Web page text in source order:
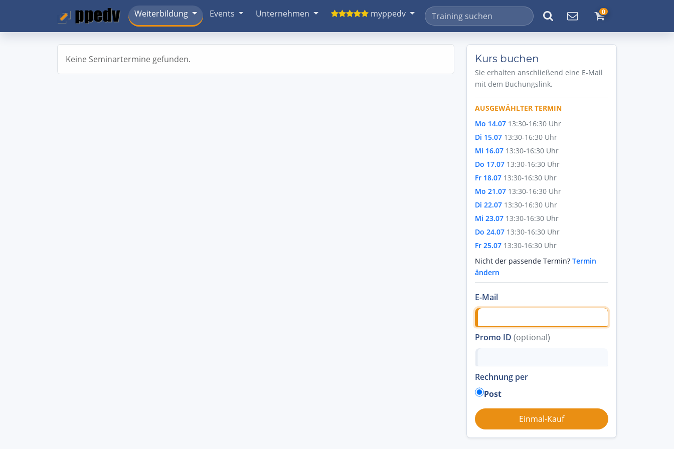
Weiterbildung Events Unternehmen myppedv 0
Keine Seminartermine gefunden. Kurs buchen
Sie erhalten anschließend eine E-Mail
mit dem Buchungslink.
AUSGEWÄHLTER TERMIN
Mo 14.07 13:30-16:30 Uhr
Di 15.07 13:30-16:30 Uhr
Mi 16.07 13:30-16:30 Uhr
Do 17.07 13:30-16:30 Uhr
Fr 18.07 13:30-16:30 Uhr
Mo 21.07 13:30-16:30 Uhr
Di 22.07 13:30-16:30 Uhr
Mi 23.07 13:30-16:30 Uhr
Do 24.07 13:30-16:30 Uhr
Fr 25.07 13:30-16:30 Uhr
Nicht der passende Termin? Termin
ändern
E-Mail
Promo ID (optional)
Rechnung per
Post